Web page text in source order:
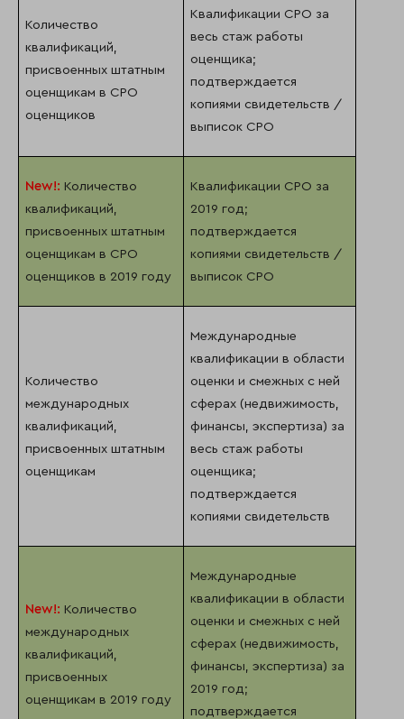
Количество
квалификаций,
присвоенных штатным
оценщикам в СРО
оценщиков
Квалификации СРО за
весь стаж работы
оценщика;
подтверждается
копиями свидетельств /
выписок СРО
New!: Количество
квалификаций,
присвоенных штатным
оценщикам в СРО
оценщиков в 2019 году
Квалификации СРО за
2019 год;
подтверждается
копиями свидетельств /
выписок СРО
Количество
международных
квалификаций,
присвоенных штатным
оценщикам
Международные
квалификации в области
оценки и смежных с ней
сферах (недвижимость,
финансы, экспертиза) за
весь стаж работы
оценщика;
подтверждается
копиями свидетельств
New!: Количество
международных
квалификаций,
присвоенных
оценщикам в 2019 году
Международные
квалификации в области
оценки и смежных с ней
сферах (недвижимость,
финансы, экспертиза) за
2019 год;
подтверждается